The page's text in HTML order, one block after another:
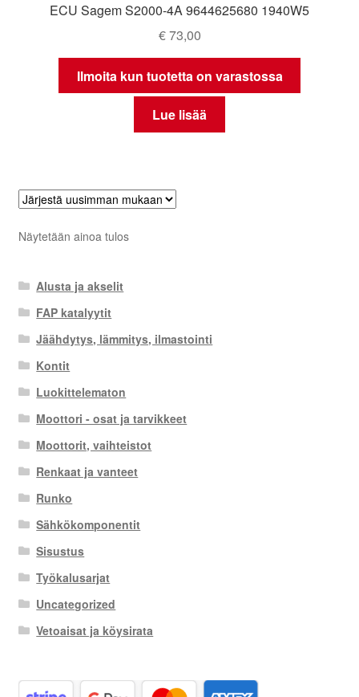
ECU Sagem S2000-4A 9644625680 1940W5
€73,00
Ilmoita kun tuotetta on varastossa
Lue lisää
Näytetään ainoa tulos
Alusta ja akselit
FAP katalyytit
Jäähdytys, lämmitys, ilmastointi
Kontit
Luokittelematon
Moottori - osat ja tarvikkeet
Moottorit, vaihteistot
Renkaat ja vanteet
Runko
Sähkökomponentit
Sisustus
Työkalusarjat
Uncategorized
Vetoaisat ja köysirata